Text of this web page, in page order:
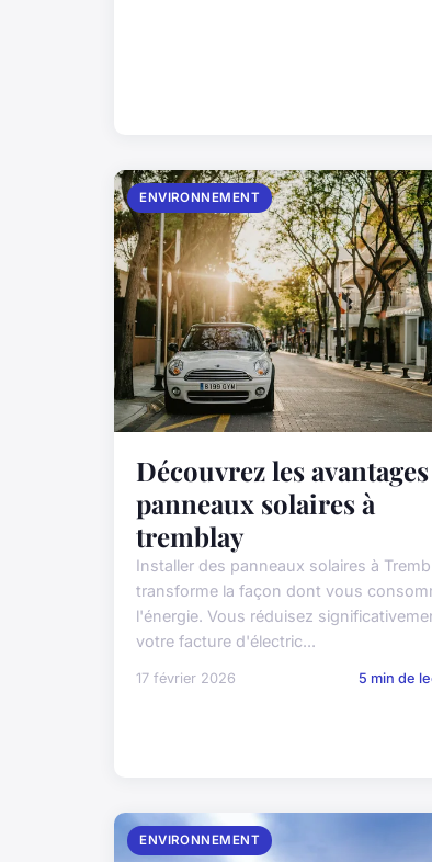
ENVIRONNEMENT
Découvrez les
panneaux solaires à
tremblay
Installer des panneaux solaires à
transforme la façon dont vous
l'énergie. Vous réduisez
votre facture d'électric...
17 février 2026 5 min de
ENVIRONNEMENT